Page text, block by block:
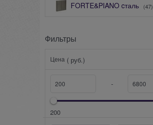
FORTE&PIANO cталь (47)
Фильтры
Цена ( руб.)
-
200